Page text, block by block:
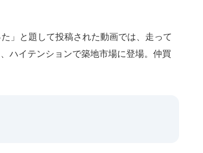
」と題して投稿された動画では、走って
ハイテンションで築地市場に登場。仲買